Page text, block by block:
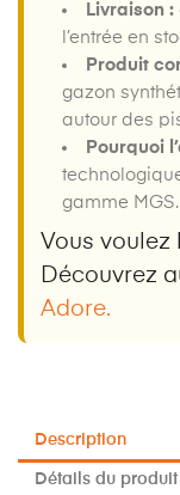
Livraison :
l’entrée en
Produit
gazon
autour des
Pourquoi
gamme MGS.
Vous voulez
Découvrez
Adore.
Description
Détails du produit